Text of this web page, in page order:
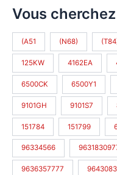
Vous
(A51 (N68)
125KW 4162EA
6500CK 6500Y1
9101GH 9101S7
151784 151799
96334566
9636357777